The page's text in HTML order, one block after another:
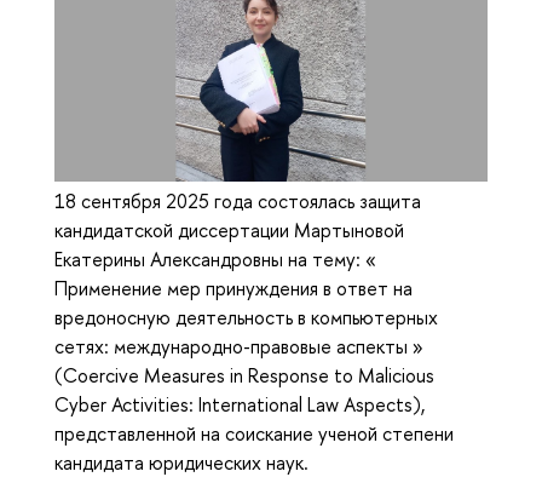
18 сентября 2025 года состоялась защита
кандидатской диссертации Мартыновой
Екатерины Александровны на тему: «
Применение мер принуждения в ответ на
вредоносную деятельность в компьютерных
сетях: международно-правовые аспекты »
(Coercive Measures in Response to Malicious
Cyber Activities: International Law Aspects),
представленной на соискание ученой степени
кандидата юридических наук.